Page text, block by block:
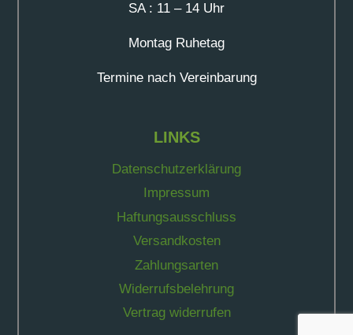
SA : 11 – 14 Uhr
Montag Ruhetag
Termine nach Vereinbarung
LINKS
Datenschutzerklärung
Impressum
Haftungsausschluss
Versandkosten
Zahlungsarten
Widerrufsbelehrung
Vertrag widerrufen